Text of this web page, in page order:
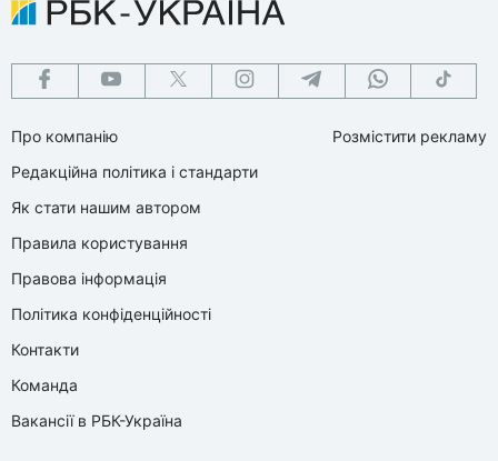
Про компанію
Редакційна політика і стандарти
Як стати нашим автором
Правила користування
Правова інформація
Політика конфіденційності
Контакти
Команда
Вакансії в РБК-Україна
Розмістити рекламу